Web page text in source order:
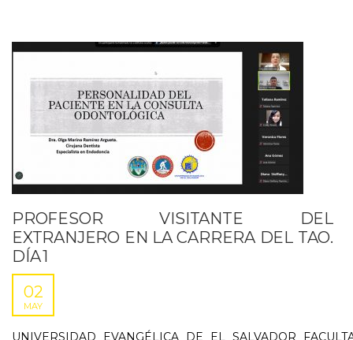
PROFESOR VISITANTE DEL
EXTRANJERO EN LA CARRERA DEL TAO.
DÍA 1
02
MAY
UNIVERSIDAD EVANGÉLICA DE EL SALVADOR